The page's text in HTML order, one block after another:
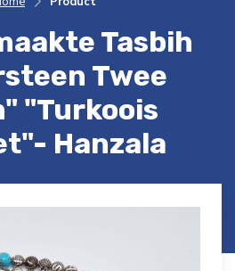
Tasbih
Twee
"Turkoois
Hanzala